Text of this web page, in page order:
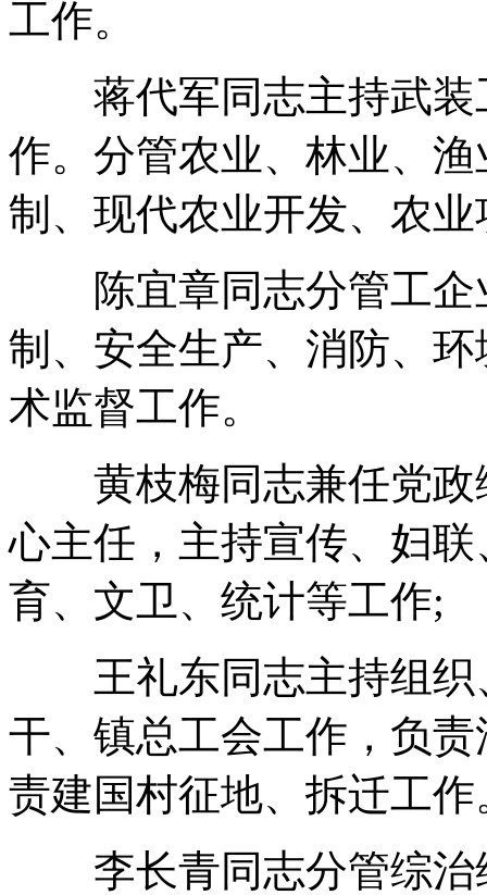
工作。
蒋代军同志主持武装
作。分管农业、林业、
制、现代农业开发、农
陈宜章同志分管工企
制、安全生产、消防、
术监督工作。
黄枝梅同志兼任党政
心主任，主持宣传、妇
育、文卫、统计等工作;
王礼东同志主持组织
干、镇总工会工作，负
责建国村征地、拆迁工作
李长青同志分管综治